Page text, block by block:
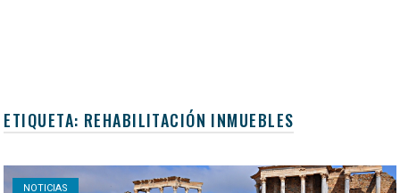
ETIQUETA: REHABILITACIÓN INMUEBLES
NOTICIAS
Open post